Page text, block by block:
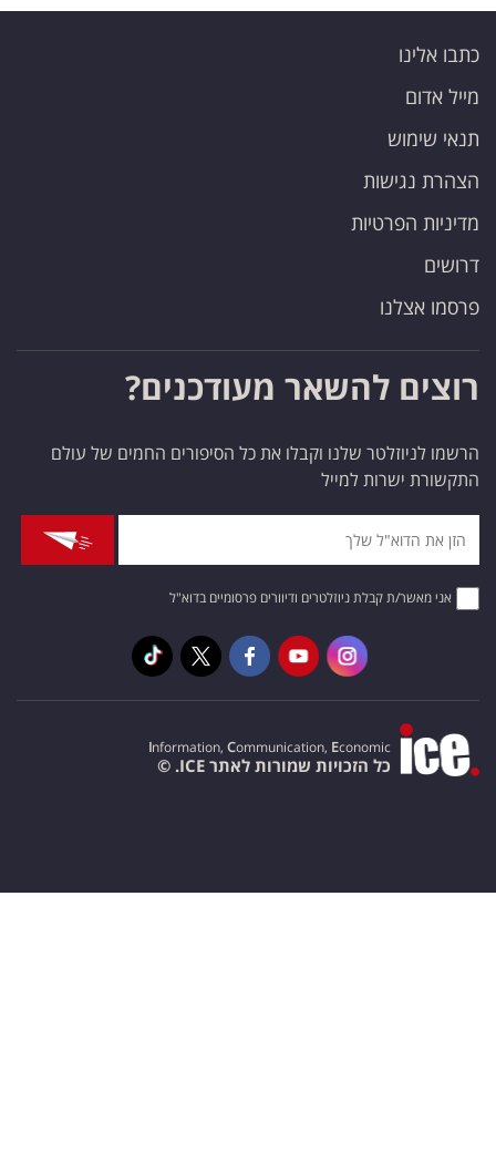
כתבו אלינו
מייל אדום
תנאי שימוש
הצהרת נגישות
מדיניות הפרטיות
דרושים
פרסמו אצלנו
רוצים להשאר מעודכנים?
הרשמו לניוזלטר שלנו וקבלו את כל הסיפורים החמים של עולם
התקשורת ישרות למייל
אני מאשר/ת קבלת ניוזלטרים ודיוורים פרסומיים בדוא"ל
Information, Communication, Economic
כל הזכויות שמורות לאתר ICE. ©